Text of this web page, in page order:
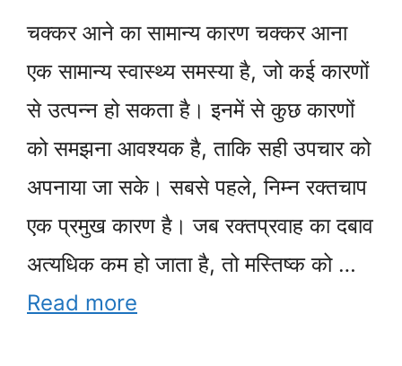
चक्कर आने का सामान्य कारण चक्कर आना
एक सामान्य स्वास्थ्य समस्या है, जो कई कारणों
से उत्पन्न हो सकता है। इनमें से कुछ कारणों
को समझना आवश्यक है, ताकि सही उपचार को
अपनाया जा सके। सबसे पहले, निम्न रक्तचाप
एक प्रमुख कारण है। जब रक्तप्रवाह का दबाव
अत्यधिक कम हो जाता है, तो मस्तिष्क को …
Read more